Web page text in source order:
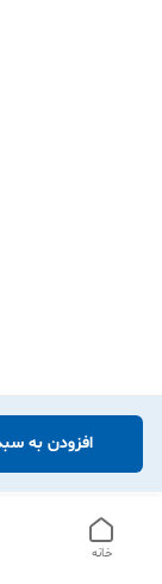
افزودن به
خانه